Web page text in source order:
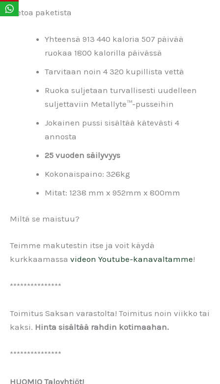
Tietoa paketista
Yhteensä 913 440 kaloria 507 päivää
ruokaa 1800 kalorilla päivässä
Tarvitaan noin 4 320 kupillista vettä
Ruoka suljetaan turvallisesti uudelleen
suljettaviin Metallyte™-pusseihin
Jokainen pussi sisältää kätevästi 4
annosta
25 vuoden säilyvyys
Kokonaispaino: 326kg
Mitat: 1238 mm x 952mm x 800mm
Miltä se maistuu?
Teimme makutestin itse ja voit käydä
kurkkaamassa videon Youtube-kanavaltamme!
***************
Toimitus Saksan varastolta! Toimitus noin viikko tai
kaksi. Hinta sisältää rahdin kotimaahan.
***************
HUOMIO Taloyhtiöt!